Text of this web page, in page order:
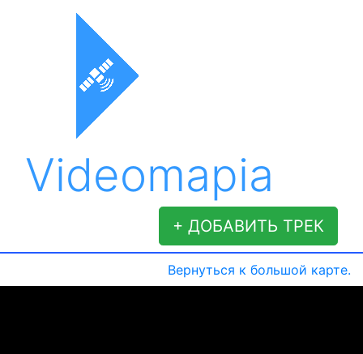
Videomapia
+ ДОБАВИТЬ ТРЕК
Вернуться к большой карте.